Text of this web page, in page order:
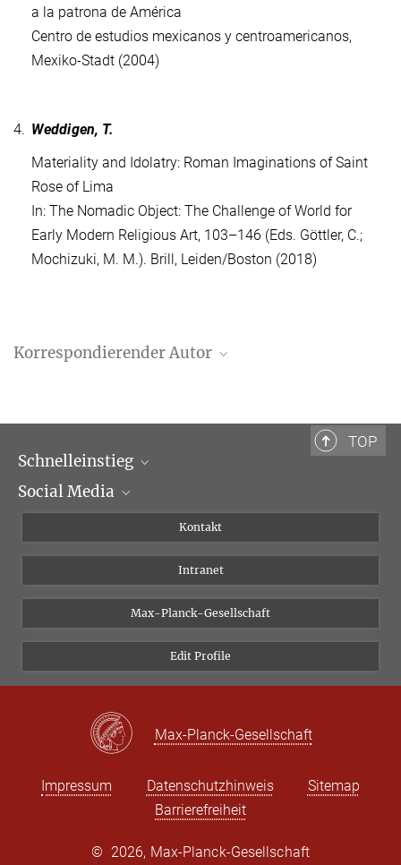
a la patrona de América
Centro de estudios mexicanos y centroamericanos,
Mexiko-Stadt (2004)
4. Weddigen, T.
Materiality and Idolatry: Roman Imaginations of Saint
Rose of Lima
In: The Nomadic Object: The Challenge of World for
Early Modern Religious Art, 103–146 (Eds. Göttler, C.;
Mochizuki, M. M.). Brill, Leiden/Boston (2018)
Korrespondierender Autor
TOP
Schnelleinstieg
Wissenschaftliche Abteilungen
Social Media
Instagram
Bluesky
Vimeo
Newsletter
Kontakt
Intranet
Max-Planck-Gesellschaft
Edit Profile
Max-Planck-Gesellschaft
Impressum Datenschutzhinweis
Sitemap
Barrierefreiheit
© 2026, Max-Planck-Gesellschaft